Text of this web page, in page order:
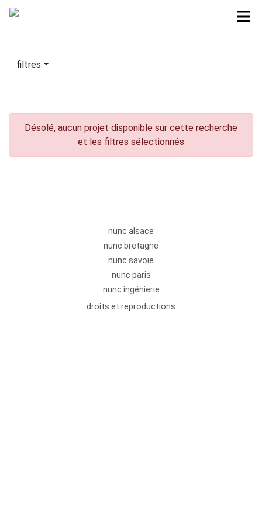
filtres
Désolé, aucun projet disponible sur cette recherche
et les filtres sélectionnés
nunc alsace
nunc bretagne
nunc savoie
nunc paris
nunc ingénierie
droits et reproductions